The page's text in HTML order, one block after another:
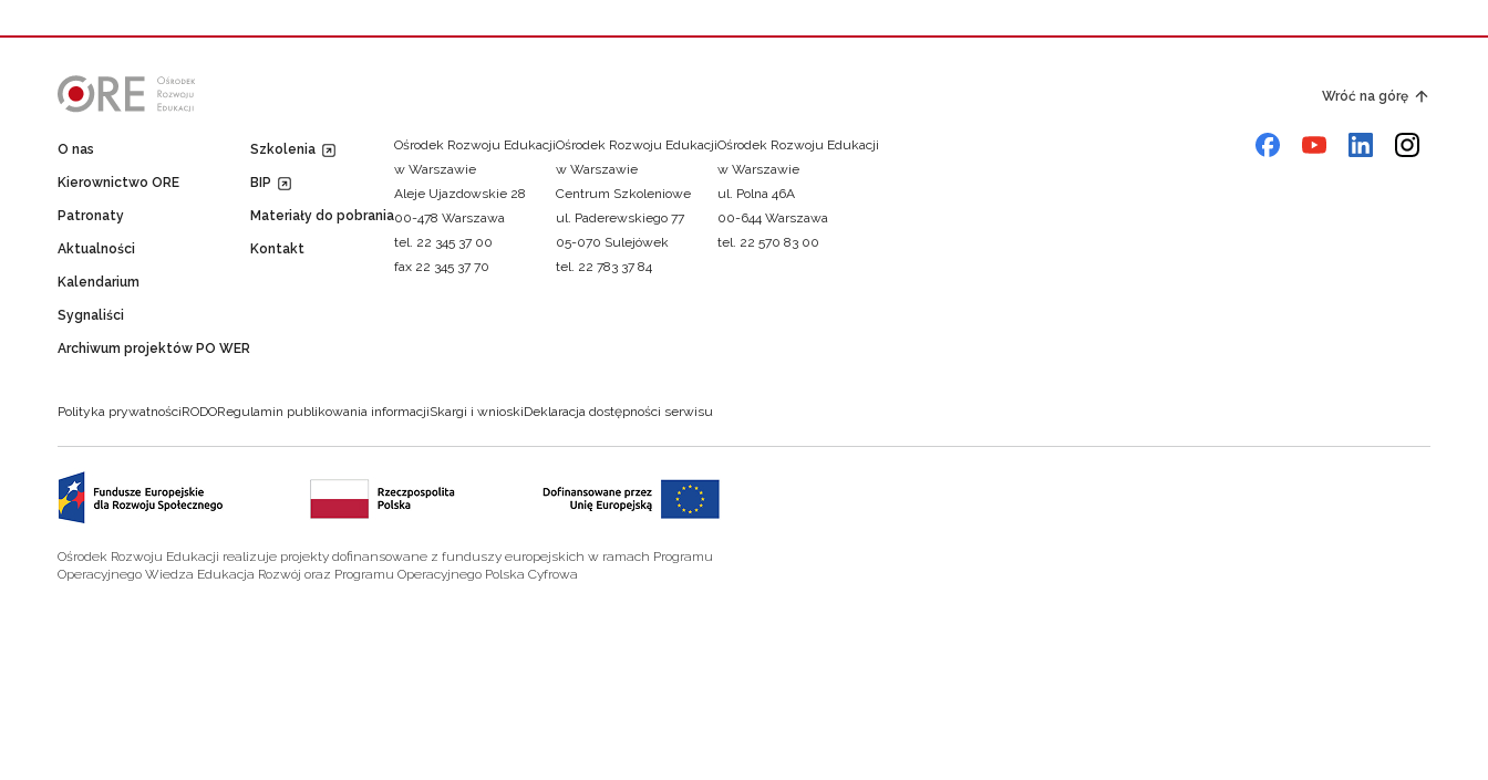
Wróć na górę
O nas
Kierownictwo ORE
Patronaty
Aktualności
Kalendarium
Sygnaliści
Archiwum projektów PO WER
Szkolenia
BIP
Materiały do pobrania
Kontakt
Ośrodek Rozwoju Edukacji
w Warszawie
Aleje Ujazdowskie 28
00-478 Warszawa
tel. 22 345 37 00
fax 22 345 37 70
Ośrodek Rozwoju Edukacji
w Warszawie
Centrum Szkoleniowe
ul. Paderewskiego 77
05-070 Sulejówek
tel. 22 783 37 84
Ośrodek Rozwoju Edukacji
w Warszawie
ul. Polna 46A
00-644 Warszawa
tel. 22 570 83 00
Polityka prywatnościRODORegulamin publikowania informacjiSkargi i wnioskiDeklaracja dostępności serwisu
Ośrodek Rozwoju Edukacji realizuje projekty dofinansowane z funduszy europejskich w ramach Programu
Operacyjnego Wiedza Edukacja Rozwój oraz Programu Operacyjnego Polska Cyfrowa